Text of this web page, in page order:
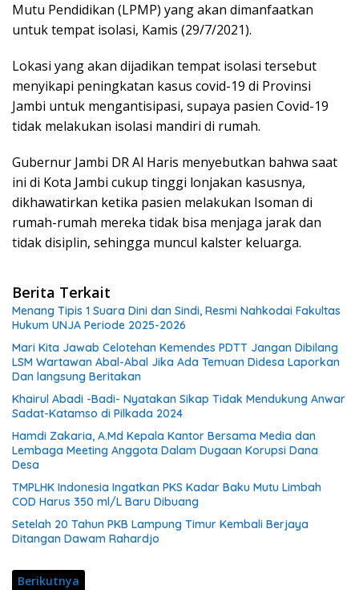
Mutu Pendidikan (LPMP) yang akan dimanfaatkan
untuk tempat isolasi, Kamis (29/7/2021).
Lokasi yang akan dijadikan tempat isolasi tersebut
menyikapi peningkatan kasus covid-19 di Provinsi
Jambi untuk mengantisipasi, supaya pasien Covid-19
tidak melakukan isolasi mandiri di rumah.
Gubernur Jambi DR Al Haris menyebutkan bahwa saat
ini di Kota Jambi cukup tinggi lonjakan kasusnya,
dikhawatirkan ketika pasien melakukan Isoman di
rumah-rumah mereka tidak bisa menjaga jarak dan
tidak disiplin, sehingga muncul kalster keluarga.
Berita Terkait
Menang Tipis 1 Suara Dini dan Sindi, Resmi Nahkodai Fakultas
Hukum UNJA Periode 2025-2026
Mari Kita Jawab Celotehan Kemendes PDTT Jangan Dibilang
LSM Wartawan Abal-Abal Jika Ada Temuan Didesa Laporkan
Dan langsung Beritakan
Khairul Abadi -Badi- Nyatakan Sikap Tidak Mendukung Anwar
Sadat-Katamso di Pilkada 2024
Hamdi Zakaria, A.Md Kepala Kantor Bersama Media dan
Lembaga Meeting Anggota Dalam Dugaan Korupsi Dana
Desa
TMPLHK Indonesia Ingatkan PKS Kadar Baku Mutu Limbah
COD Harus 350 ml/L Baru Dibuang
Setelah 20 Tahun PKB Lampung Timur Kembali Berjaya
Ditangan Dawam Rahardjo
Berikutnya